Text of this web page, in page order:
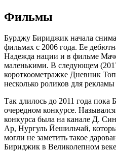
Фильмы
Бурджу Бириджик начала
фильмах с 2006 года. Ее
Надежда нации и в фильме
маленькими. В следующем
короткоометражке Дневник
несколько роликов для рекламы
Так длилось до 2011 года пока
очередном конкурсе.
конкурса была на канале Д.
Ар, Нургуль Йешильчай,
могли не заметить такое
Бириджик в Великолепном